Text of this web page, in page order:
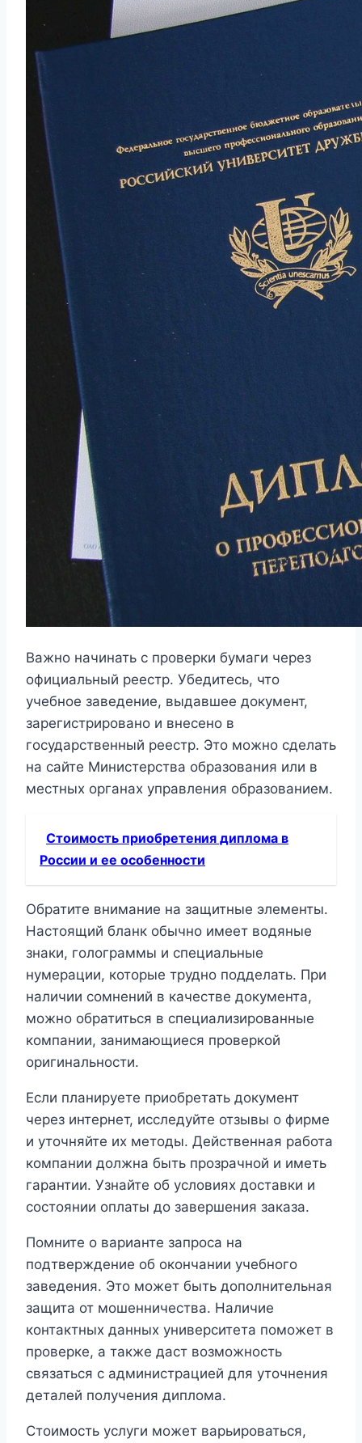
Важно начинать с проверки бумаги через
официальный реестр. Убедитесь, что
учебное заведение, выдавшее документ,
зарегистрировано и внесено в
государственный реестр. Это можно сделать
на сайте Министерства образования или в
местных органах управления образованием.
Стоимость приобретения диплома в
России и ее особенности
Обратите внимание на защитные элементы.
Настоящий бланк обычно имеет водяные
знаки, голограммы и специальные
нумерации, которые трудно подделать. При
наличии сомнений в качестве документа,
можно обратиться в специализированные
компании, занимающиеся проверкой
оригинальности.
Если планируете приобретать документ
через интернет, исследуйте отзывы о фирме
и уточняйте их методы. Действенная работа
компании должна быть прозрачной и иметь
гарантии. Узнайте об условиях доставки и
состоянии оплаты до завершения заказа.
Помните о варианте запроса на
подтверждение об окончании учебного
заведения. Это может быть дополнительная
защита от мошенничества. Наличие
контактных данных университета поможет в
проверке, а также даст возможность
связаться с администрацией для уточнения
деталей получения диплома.
Стоимость услуги может варьироваться,